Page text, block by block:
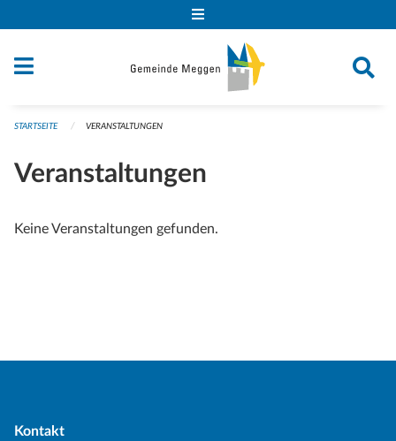
STARTSEITE VERANSTALTUNGEN
Veranstaltungen
Keine Veranstaltungen gefunden.
Kontakt